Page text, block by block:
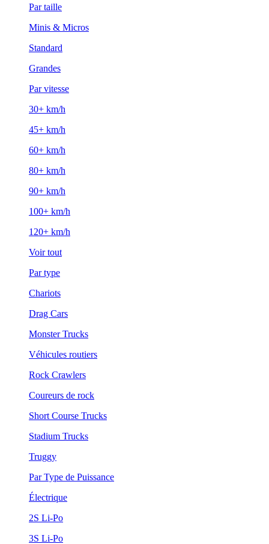
Par taille
Minis & Micros
Standard
Grandes
Par vitesse
30+ km/h
45+ km/h
60+ km/h
80+ km/h
90+ km/h
100+ km/h
120+ km/h
Voir tout
Par type
Chariots
Drag Cars
Monster Trucks
Véhicules routiers
Rock Crawlers
Coureurs de rock
Short Course Trucks
Stadium Trucks
Truggy
Par Type de Puissance
Électrique
2S Li-Po
3S Li-Po